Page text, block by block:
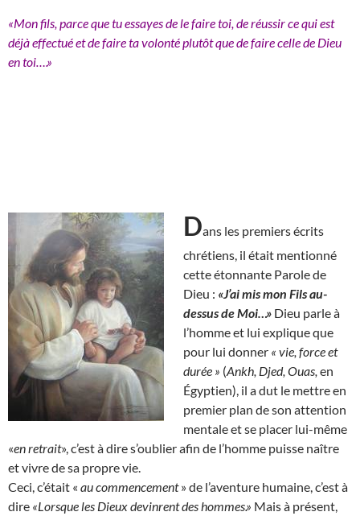
«Mon fils, parce que tu essayes de le faire toi, de réussir ce qui est
déjà effectué et de faire ta volonté plutôt que de faire celle de Dieu
en toi….»
Dans les premiers écrits
chrétiens, il était mentionné
cette étonnante Parole de
Dieu : «J’ai mis mon Fils au-
dessus de Moi…» Dieu parle à
l’homme et lui explique que
pour lui donner « vie, force et
durée » (Ankh, Djed, Ouas, en
Égyptien), il a dut le mettre en
premier plan de son attention
mentale et se placer lui-même
«en retrait», c’est à dire s’oublier afin de l’homme puisse naître
et vivre de sa propre vie.
Ceci, c’était « au commencement» de l’aventure humaine, c’est à
dire «Lorsque les Dieux devinrent des hommes.» Mais à présent,